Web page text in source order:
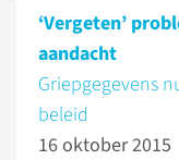
‘Vergeten’
aandacht
Griepgegevens
beleid
16 oktober 2015